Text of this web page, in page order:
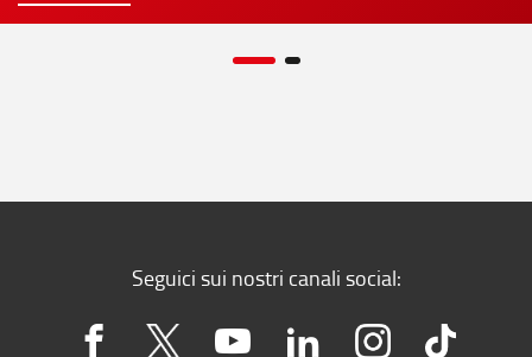
Seguici sui nostri canali social: